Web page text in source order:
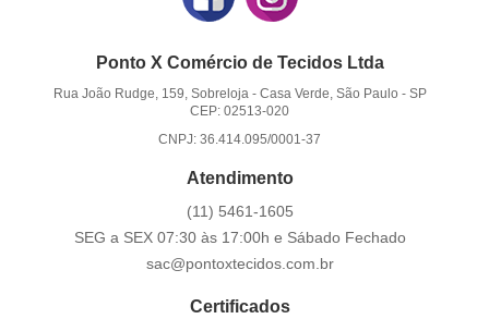
Ponto X Comércio de Tecidos Ltda
Rua João Rudge, 159, Sobreloja- Casa Verde, São Paulo - SP
CEP: 02513-020
CNPJ: 36.414.095/0001-37
Atendimento
(11) 5461-1605
SEG a SEX 07:30 às 17:00h e Sábado Fechado
sac@pontoxtecidos.com.br
Certificados